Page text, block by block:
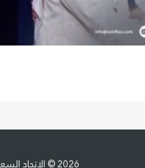
2026 © الاتحاد السعودي للإعلام الرياضي